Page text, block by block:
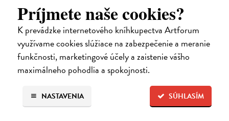
Príjmete naše cookies?
K prevádzke internetového kníhkupectva Artforum
využívame cookies slúžiace na zabezpečenie a meranie
funkčnosti, marketingové účely a zaistenie vášho
maximálneho pohodlia a spokojnosti.
SÚHLASÍM
NASTAVENIA
beletria
na sklade
novinka